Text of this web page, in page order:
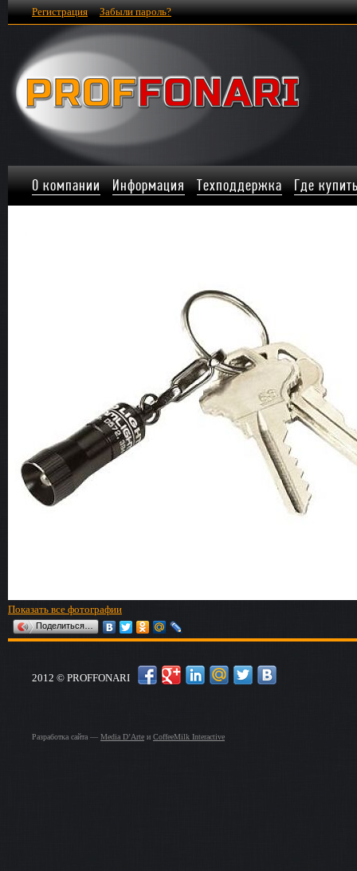
Регистрация Забыли пароль?
О компании Информация Техподдержка Где
Показать все фотографии
Поделиться…
2012 © PROFFONARI
Разработка сайта — Media D’Arte и CoffeeMilk Interactive